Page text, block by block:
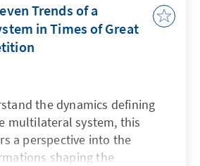
Trends of a
in Times of Great
the dynamics defining
multilateral system, this
a perspective into the
shaping the